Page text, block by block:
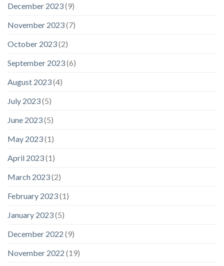
December 2023(9)
November 2023(7)
October 2023(2)
September 2023(6)
August 2023(4)
July 2023(5)
June 2023(5)
May 2023(1)
April 2023(1)
March 2023(2)
February 2023(1)
January 2023(5)
December 2022 (9)
November 2022 (19)